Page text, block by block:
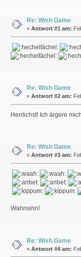
Re: Wish Game
« Antwort #1 am:
Re: Wish Game
« Antwort #2 am:
Herrlichst! Ich ärgere
Re: Wish Game
« Antwort #3 am:
Wahnsinn!
Re: Wish Game
« Antwort #4 am: